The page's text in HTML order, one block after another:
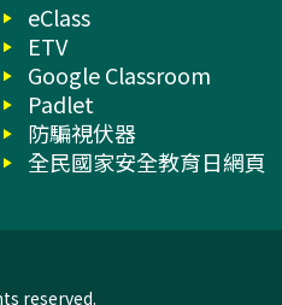
eClass
ETV
Google Classroom
Padlet
防騙視伏器
全民國家安全教育日網頁
reserved.